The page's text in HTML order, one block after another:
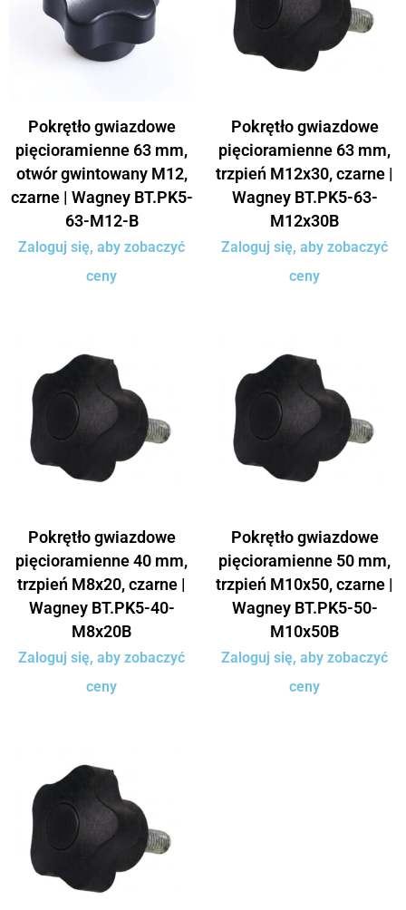
Pokrętło gwiazdowe
pięcioramienne 63 mm,
otwór gwintowany M12,
czarne | Wagney BT.PK5-
63-M12-B
Zaloguj się, aby zobaczyć
ceny
Pokrętło gwiazdowe
pięcioramienne 63 mm,
trzpień M12x30, czarne |
Wagney BT.PK5-63-
M12x30B
Zaloguj się, aby zobaczyć
ceny
Pokrętło gwiazdowe
pięcioramienne 40 mm,
trzpień M8x20, czarne |
Wagney BT.PK5-40-
M8x20B
Zaloguj się, aby zobaczyć
ceny
Pokrętło gwiazdowe
pięcioramienne 50 mm,
trzpień M10x50, czarne |
Wagney BT.PK5-50-
M10x50B
Zaloguj się, aby zobaczyć
ceny